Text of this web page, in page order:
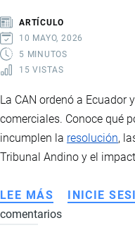
SOBRETASAS
ARTÍCULO
10 MAYO, 2026
5 MINUTOS
15 VISTAS
La CAN ordenó a
comerciales. Conoce qué
incumplen la resolución,
Tribunal Andino y el
LEE MÁS SOBRE
QUÉ
INICIE
comentarios